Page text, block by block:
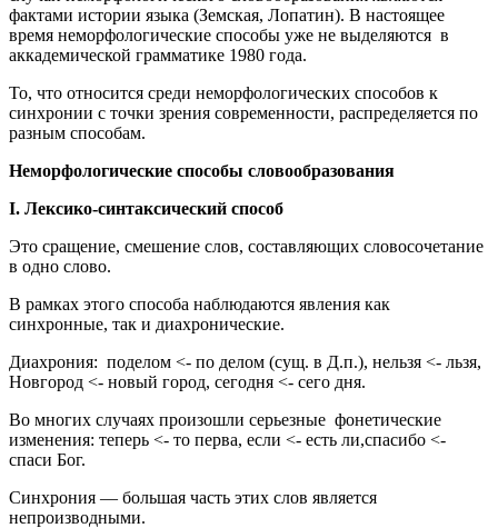
фактами истории языка (Земская, Лопатин). В настоящее
время неморфологические способы уже не выделяются в
аккадемической грамматике 1980 года.
То, что относится среди неморфологических способов к
синхронии с точки зрения современности, распределяется по
разным способам.
Неморфологические способы словообразования
I. Лексико-синтаксический способ
Это сращение, смешение слов, составляющих словосочетание
в одно слово.
В рамках этого способа наблюдаются явления как
синхронные, так и диахронические.
Диахрония: поделом <- по делом (сущ. в Д.п.), нельзя <- льзя,
Новгород <- новый город, сегодня <- сего дня.
Во многих случаях произошли серьезные фонетические
изменения: теперь <- то перва, если <- есть ли,спасибо <-
спаси Бог.
Синхрония — большая часть этих слов является
непроизводными.